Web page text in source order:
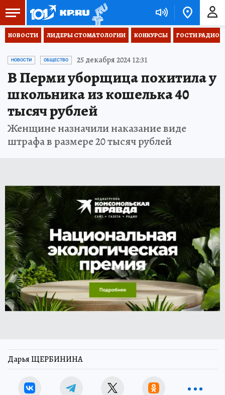
НОВОСТИ ЛИДЕРЫ СТОМАТОЛОГИИ КОНКУРСЫ ГОСТИ РАДИО
НОВОСТИ ОБЩЕСТВО 25 декабря 2024 12:31
В Перми уборщица похитила у
школьника из кошелька 40
тысяч рублей
Женщине назначили наказание виде
штрафа в размере 20 тысяч рублей
Дарья ЩЕРБИНИНА